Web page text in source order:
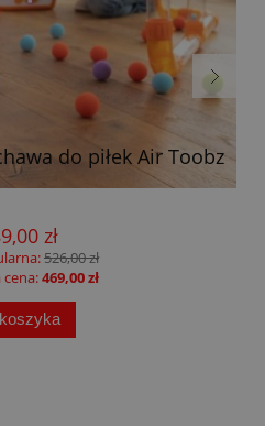
do piłek Air Toobz
zł
526,00 zł
cena:469,00 zł